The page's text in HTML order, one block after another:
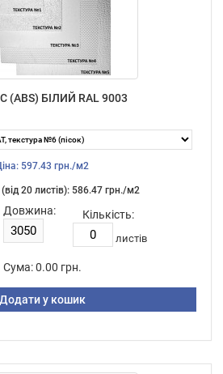
(ABS) БІЛИЙ RAL 9003
597.43 грн./м2
20 листiв): 586.47 грн./м2
Довжина: Кількість:
листiв
Сума: 0.00 грн.
Додати у кошик